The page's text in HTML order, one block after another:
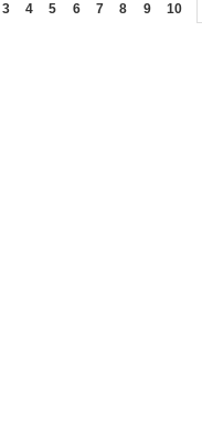
3 4 5 6 7 8 9 10